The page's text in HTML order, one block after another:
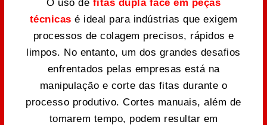
O uso de fitas dupla face em peças
técnicas é ideal para indústrias que exigem
processos de colagem precisos, rápidos e
limpos. No entanto, um dos grandes desafios
enfrentados pelas empresas está na
manipulação e corte das fitas durante o
processo produtivo. Cortes manuais, além de
tomarem tempo, podem resultar em